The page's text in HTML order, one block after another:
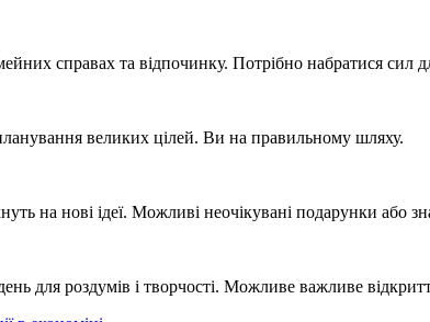
справах та відпочинку. Потрібно набратися сил
великих цілей. Ви на правильному шляху.
на нові ідеї. Можливі неочікувані подарунки або
для роздумів і творчості. Можливе важливе